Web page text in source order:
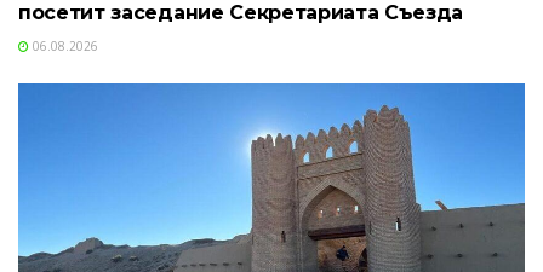
посетит заседание Секретариата Съезда
06.08.2026